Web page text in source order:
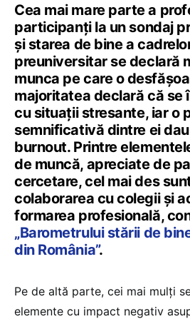
Cea mai mare parte a
participanți la un sondaj
și starea de bine a
preuniversitar se declară
munca pe care o
majoritatea declară că se
cu situații stresante, iar o
semnificativă dintre ei
burnout. Printre
de muncă, apreciate de
cercetare, cel mai des
colaborarea cu colegii și
formarea profesională,
„Barometrului stării de
din România”.
Pe de altă parte, cei mai mulți
elemente cu impact negativ